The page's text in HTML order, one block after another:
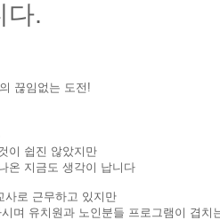
다.
끊임없는 도전!
이 쉽진 않았지만
온 지금도 생각이 납니다
사로 근무하고 있지만
며 유치원과 노인분들 프로그램이 겹치